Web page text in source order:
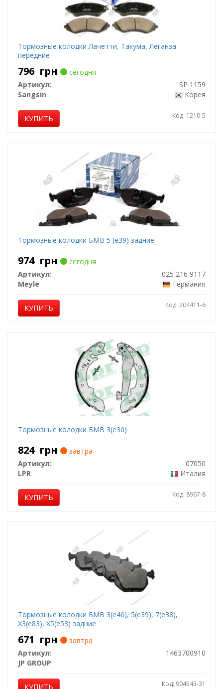
Тормозные колодки Лачетти, Такума, Леганза
передние
796 грн
сегодня
Артикул:
SP 1159
Sangsin
Корея
КУПИТЬ Код: 1210-5
Тормозные колодки БМВ 5 (е39) задние
974 грн
сегодня
Артикул:
025 216 9117
Meyle
Германия
КУПИТЬ Код: 204411-6
Тормозные колодки БМВ 3(е30)
824 грн
завтра
Артикул:
07050
LPR
Италия
КУПИТЬ Код: 8967-8
Тормозные колодки БМВ 3(е46), 5(е39), 7(е38),
Х3(е83), Х5(е53) задние
671 грн
завтра
Артикул:
1463700910
JP GROUP
КУПИТЬ Код: 904543-31